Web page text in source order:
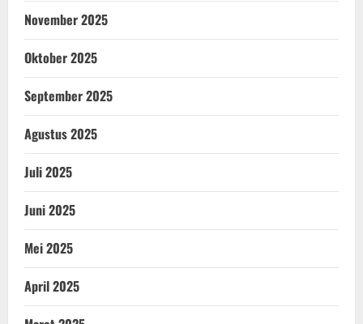
November 2025
Oktober 2025
September 2025
Agustus 2025
Juli 2025
Juni 2025
Mei 2025
April 2025